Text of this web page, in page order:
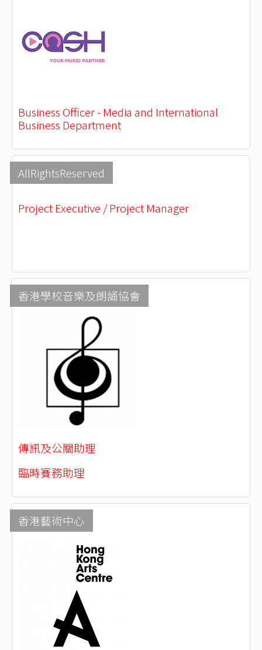
Business Officer - Media and International
Business Department
AllRightsReserved
Project Executive / Project Manager
香港學校音樂及朗誦協會
傳訊及公關助理
臨時賽務助理
香港藝術中心